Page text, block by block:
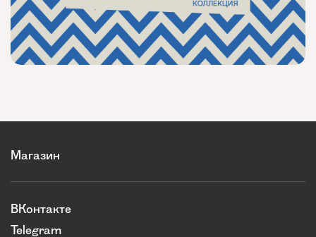
Магазин
ВКонтакте
Telegram